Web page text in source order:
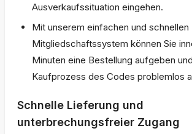
Ausverkaufssituation eingehen.
Mit unserem einfachen und schnellen
Mitgliedschaftssystem können Sie
Minuten eine Bestellung aufgeben
Kaufprozess des Codes problemlos
Schnelle Lieferung und
unterbrechungsfreier Zugang